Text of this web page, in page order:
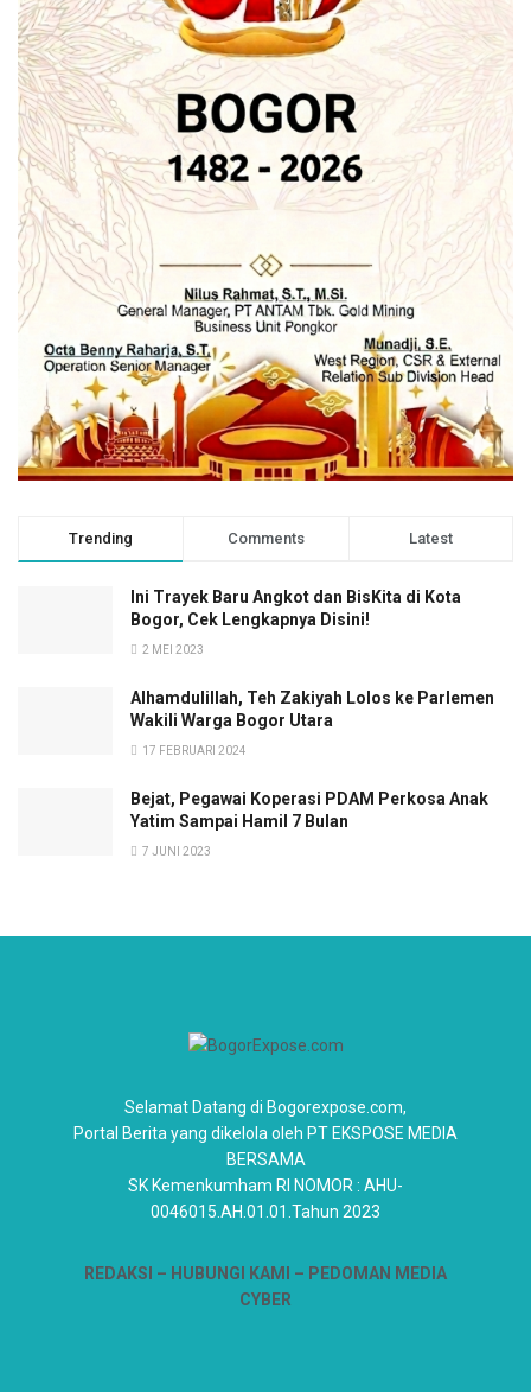
Trending Comments Latest
Ini Trayek Baru Angkot dan BisKita di Kota
Bogor, Cek Lengkapnya Disini!
2 MEI 2023
Alhamdulillah, Teh Zakiyah Lolos ke Parlemen
Wakili Warga Bogor Utara
17 FEBRUARI 2024
Bejat, Pegawai Koperasi PDAM Perkosa Anak
Yatim Sampai Hamil 7 Bulan
7 JUNI 2023
Selamat Datang di Bogorexpose.com,
Portal Berita yang dikelola oleh PT EKSPOSE MEDIA
BERSAMA
SK Kemenkumham RI NOMOR : AHU-
0046015.AH.01.01.Tahun 2023
REDAKSI – HUBUNGI KAMI
– PEDOMAN MEDIA
CYBER